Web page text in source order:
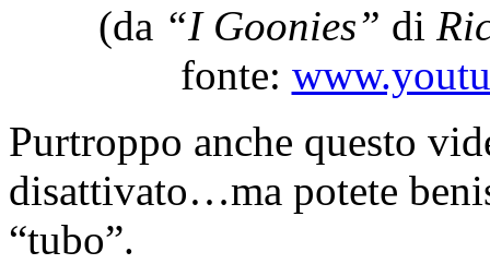
(da “I Goonies” di
fonte:
Purtroppo anche questo
disattivato…ma potete
“tubo”.